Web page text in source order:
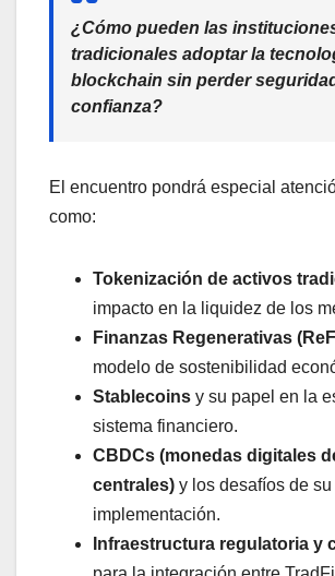
¿Cómo pueden las
tradicionales adoptar la
blockchain sin perder
confianza?
El encuentro pondrá especial
como:
Tokenización de activos
impacto en la liquidez de los
Finanzas Regenerativas
modelo de sostenibilidad
Stablecoins y su papel en la
sistema financiero.
CBDCs (monedas digitales
centrales) y los desafíos de su
implementación.
Infraestructura regulatoria y